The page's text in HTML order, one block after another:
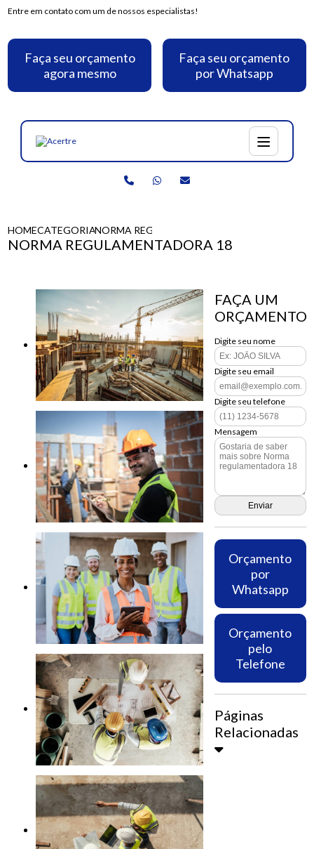
Entre em contato com um de nossos especialistas!
Faça seu orçamento
agora mesmo
Faça seu orçamento
por Whatsapp
HOMECATEGORIASNORMA REGULAMENTADORA 18
NORMA REGULAMENTADORA 18
FAÇA UM
ORÇAMENTO
Digite seu nome
Digite seu email
Digite seu telefone
Mensagem
Orçamento
por
Whatsapp
Orçamento
pelo
Telefone
Páginas
Relacionadas